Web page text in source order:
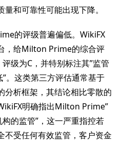
和可靠性可能出现下降。
的评级普遍偏低。WikiFX
，给Milton Prime的综合评
级为C，并特别标注其”监管
。这类第三方评估通常基于
分析框架，其结论相比零散的
明确指出Milton Prime”
的监管”，这一严重指控若
不受任何有效监管，客户资金